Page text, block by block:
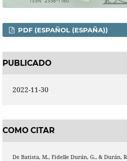
PDF (ESPAÑOL (ESPAÑA))
PUBLICADO
2022-11-30
COMO CITAR
De Batista, M., Fidelle Durán, G., & Durán,